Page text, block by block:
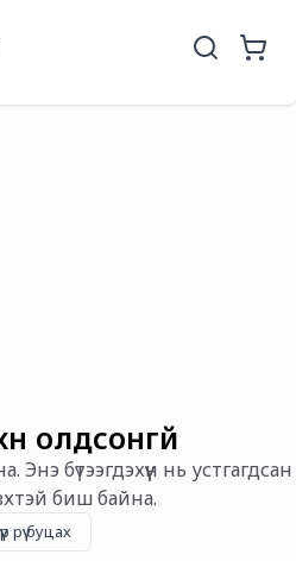
олдсонгүй
Энэ бүтээгдэхүүн нь устгагдсан
биш байна.
рүү буцах